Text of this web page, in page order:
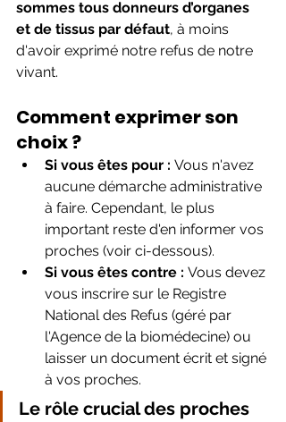
sommes tous donneurs d’organes
et de tissus par défaut, à moins
d'avoir exprimé notre refus de notre
vivant.
Comment exprimer son
choix ?
Si vous êtes pour : Vous n'avez
aucune démarche administrative
à faire. Cependant, le plus
important reste d'en informer vos
proches (voir ci-dessous).
Si vous êtes contre : Vous devez
vous inscrire sur le Registre
National des Refus (géré par
l'Agence de la biomédecine) ou
laisser un document écrit et signé
à vos proches.
Le rôle crucial des proches